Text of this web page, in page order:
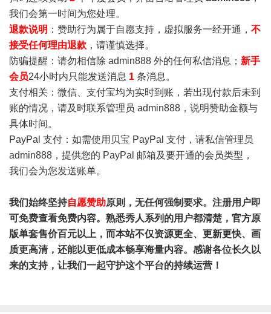
我们会第一时间为您处理。
退款说明 ：赞助行为属于自愿支持，虚拟服务一经开通， 不
接受任何理由退款 ，请谨慎选择。
防骗提醒：请勿相信除 admin888 外的任何私信消息； 新手
会员24小时内只能发送消息 1 条消息。
支付相关：微信、支付宝均为实时到账，若出现付款后未到
账的情况，请及时联系管理员 admin888，说明赞助金额与
具体时间。
PayPal 支付：如需使用贝宝 PayPal 支付，请私信管理员
admin888，提供您的 PayPal 邮箱及要开通的会员类型，
我们会为您发送账单。
我们始终坚持自愿赞助原则，无任何强制要求。注册用户即
可免费查看免费内容。熟悉秀人系列的用户都清楚，官方原
版单套售价百元以上，而本站不仅资源更全、更新更快、画
质更高清，还能以更低成本畅享海量内容。感谢各位长久以
来的支持，让我们一起守护这个平台的持续运营！